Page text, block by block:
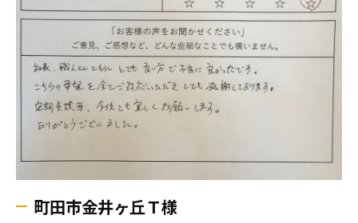
町田市金井ヶ丘Ｔ様